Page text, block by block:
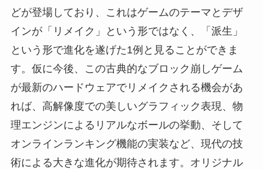
どが登場しており、これはゲームのテーマとデザ
インが「リメイク」という形ではなく、「派生」
という形で進化を遂げた1例と見ることができま
す。仮に今後、この古典的なブロック崩しゲーム
が最新のハードウェアでリメイクされる機会があ
れば、高解像度での美しいグラフィック表現、物
理エンジンによるリアルなボールの挙動、そして
オンラインランキング機能の実装など、現代の技
術による大きな進化が期待されます。オリジナル